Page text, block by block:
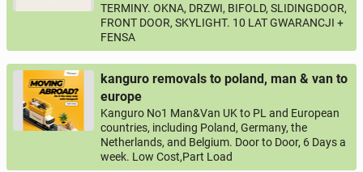
TERMINY. OKNA, DRZWI, BIFOLD, SLIDINGDOOR,
FRONT DOOR, SKYLIGHT. 10 LAT GWARANCJI +
FENSA
kanguro removals to poland, man & van to
europe
Kanguro No1 Man&Van UK to PL and European
countries, including Poland, Germany, the
Netherlands, and Belgium. Door to Door, 6 Days a
week. Low Cost,Part Load